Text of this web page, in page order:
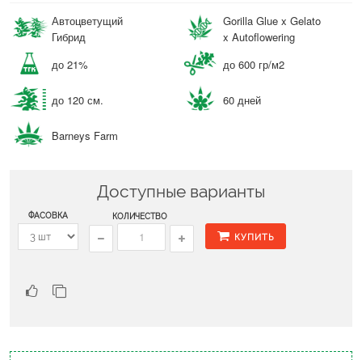
Автоцветущий
Гибрид
Gorilla Glue x Gelato
x Autoflowering
до 21%
до 600 гр/м2
до 120 см. 60 дней
Barneys Farm
Доступные варианты
ФАСОВКА КОЛИЧЕСТВО
КУПИТЬ